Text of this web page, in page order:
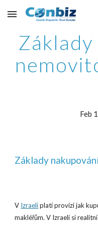
Skip to main content
Základy
V Izraeliplatí provizi jak
makléřům. V Izraeli si